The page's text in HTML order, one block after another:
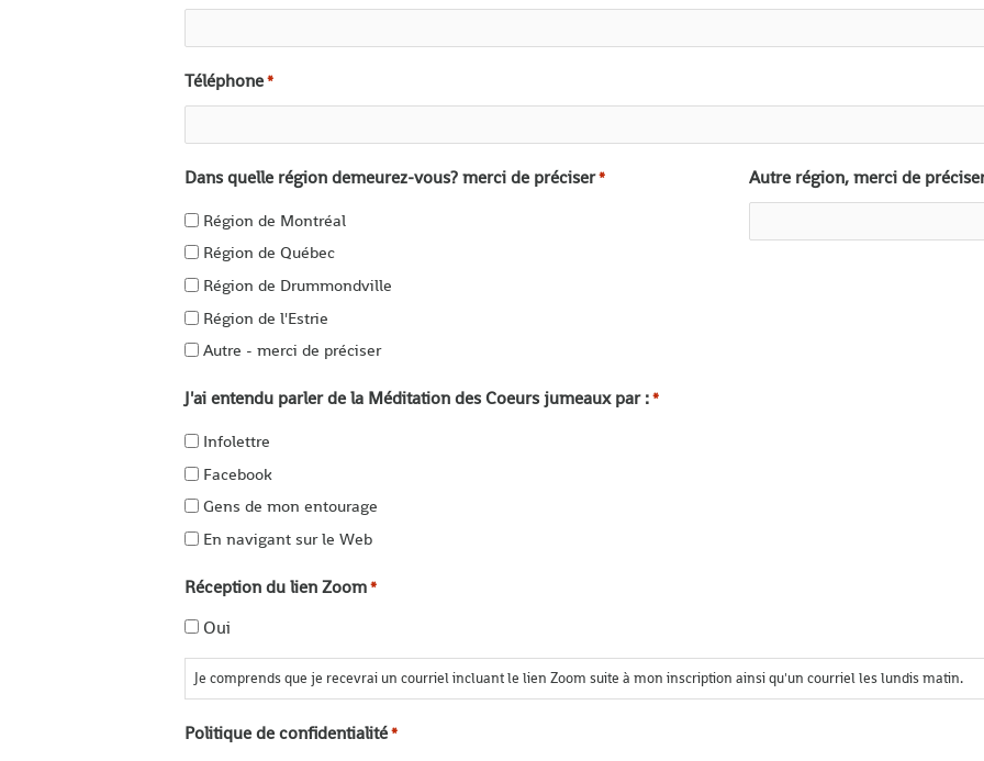
Téléphone*
Dans quelle région demeurez-vous? merci de préciser*
Région de Montréal
Région de Québec
Région de Drummondville
Région de l'Estrie
Autre - merci de préciser
Autre région, merci de
J'ai entendu parler de la Méditation des Coeurs jumeaux par :*
Infolettre
Facebook
Gens de mon entourage
En navigant sur le Web
Réception du lien Zoom*
Oui
Je comprends que je recevrai un courriel incluant le lien Zoom suite à mon inscription ainsi qu'un courriel les lundis matin.
Politique de confidentialité*